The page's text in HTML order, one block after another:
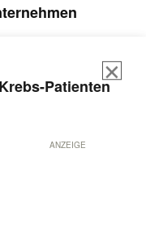
Patienten
ANZEIGE